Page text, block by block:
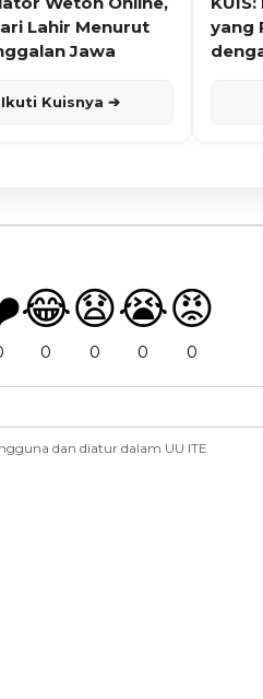
Lahir Menurut
Jawa
Ikuti Kuisnya ➔
yang
😂
0
😧
0
😭
0
😡
0
dan diatur dalam UU ITE